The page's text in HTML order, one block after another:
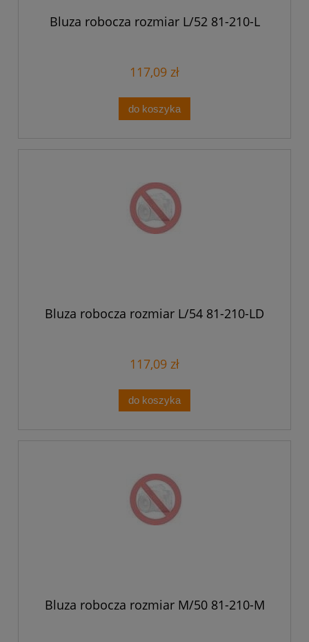
Bluza robocza rozmiar L/52 81-210-L
117,09 zł
do koszyka
Bluza robocza rozmiar L/54 81-210-LD
117,09 zł
do koszyka
Bluza robocza rozmiar M/50 81-210-M